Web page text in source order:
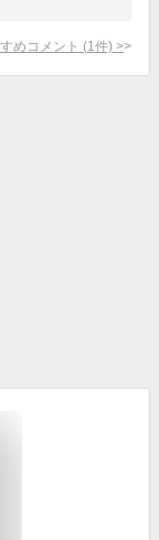
めコメント (1 件) >